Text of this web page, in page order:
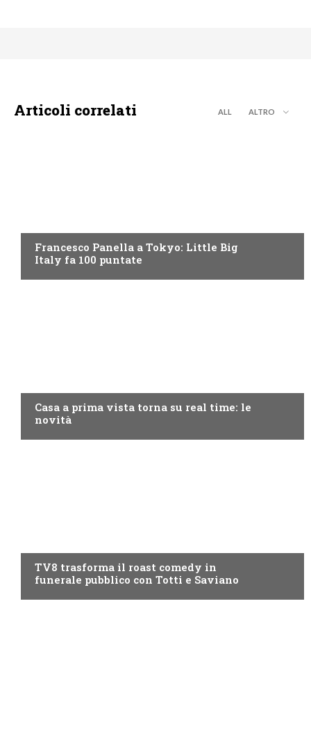
Articoli correlati ALL ALTRO
Francesco Panella a Tokyo: Little Big
Italy fa 100 puntate
Casa a prima vista torna su real time: le
novità
TV8 trasforma il roast comedy in
funerale pubblico con Totti e Saviano